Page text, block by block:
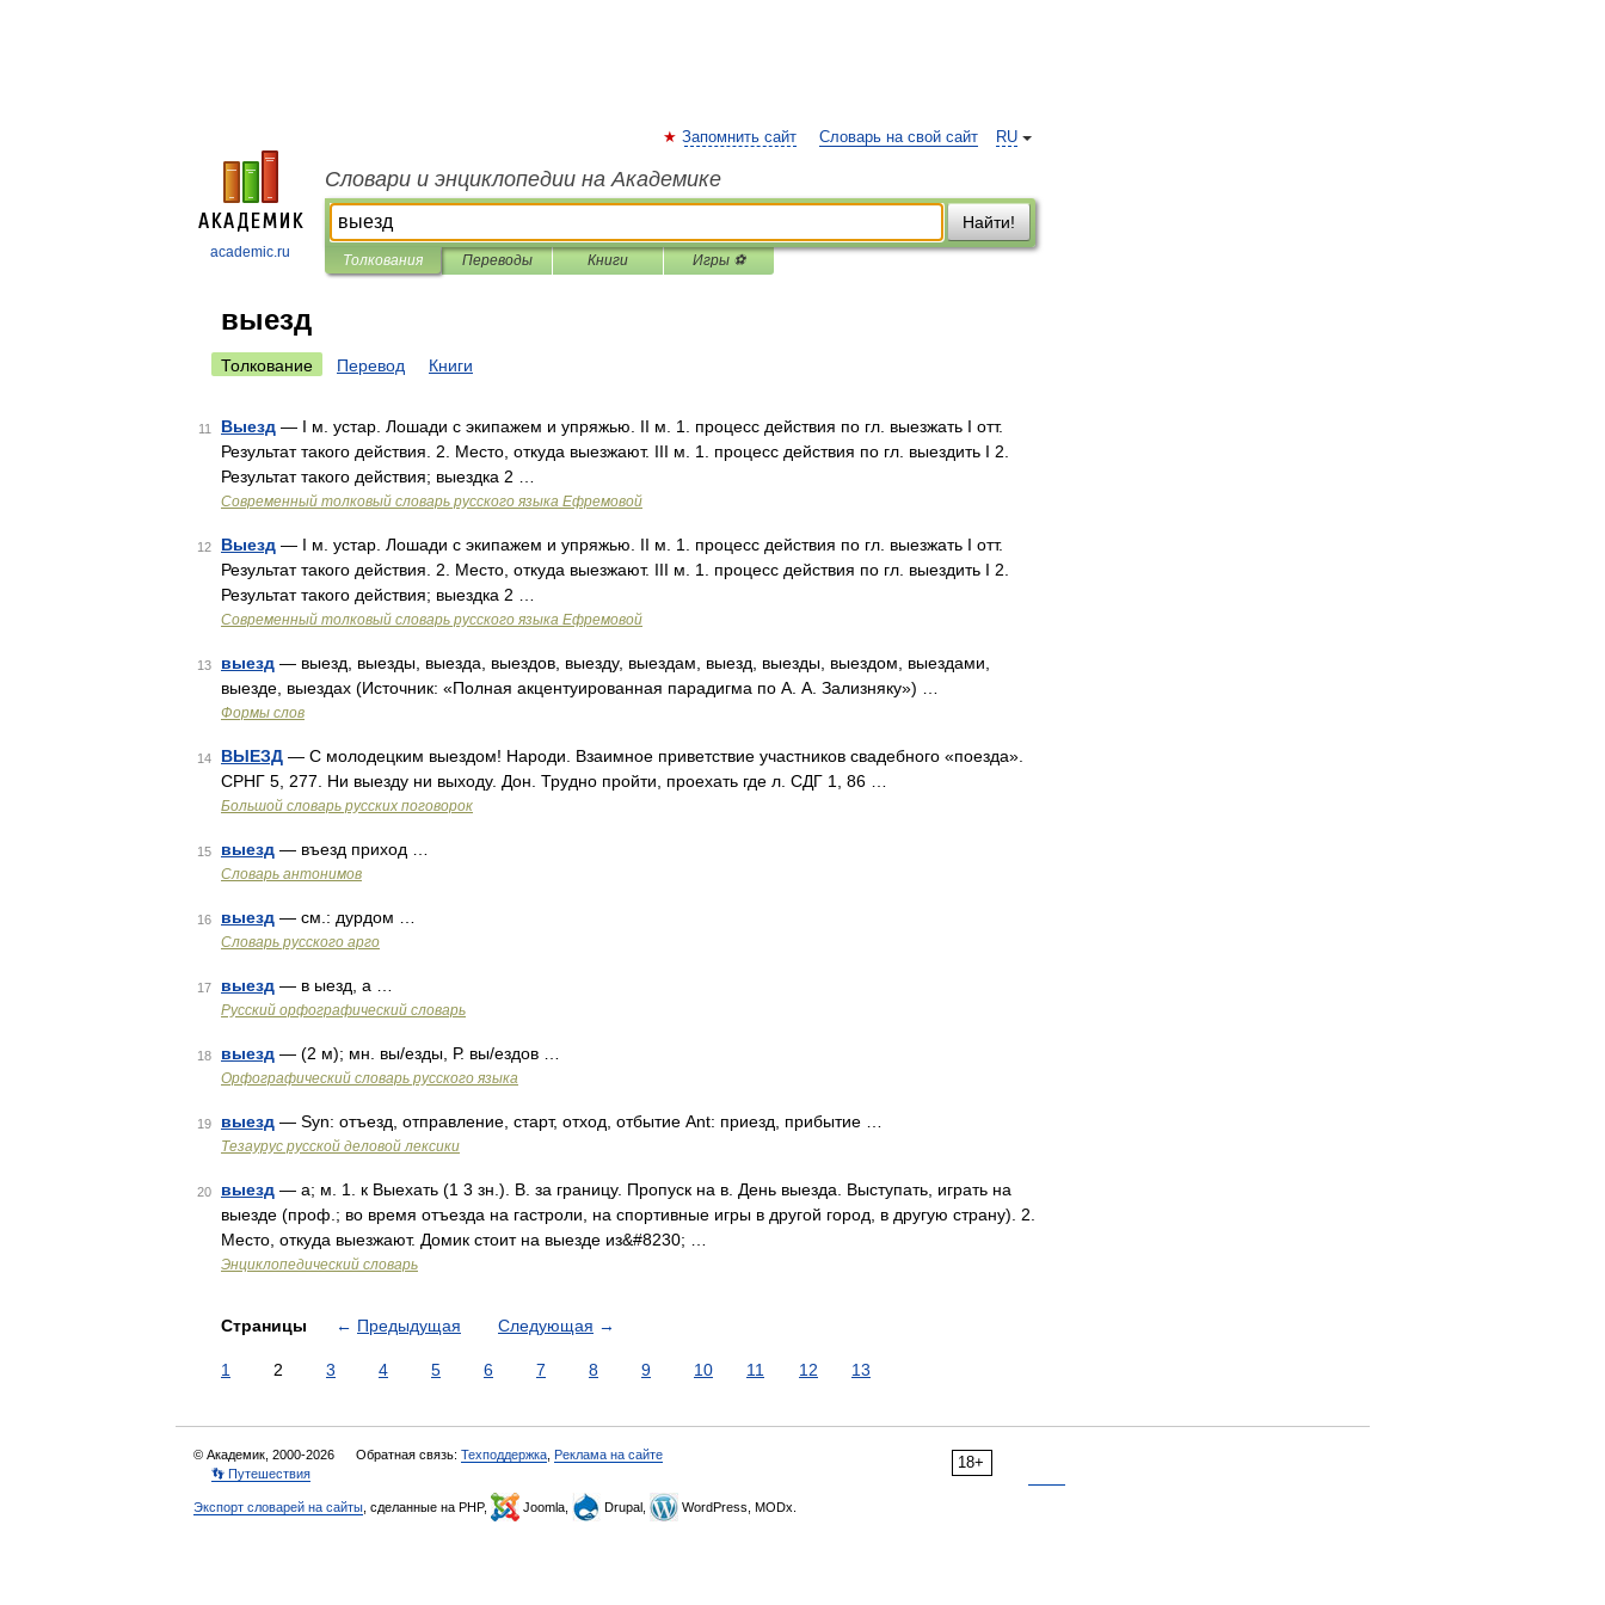
academic.ru
RU
Запомнить сайт Словарь на свой сайт
Словари и энциклопедии на Академике
Найти!
Толкования Переводы Книги Игры ⚽
выезд
Толкование Перевод Книги
11 Выезд — I м. устар. Лошади с экипажем и упряжью. II м. 1. процесс действия по гл. выезжать I отт.
Результат такого действия. 2. Место, откуда выезжают. III м. 1. процесс действия по гл. выездить I 2.
Результат такого действия; выездка 2 …
Современный толковый словарь русского языка Ефремовой
12 Выезд — I м. устар. Лошади с экипажем и упряжью. II м. 1. процесс действия по гл. выезжать I отт.
Результат такого действия. 2. Место, откуда выезжают. III м. 1. процесс действия по гл. выездить I 2.
Результат такого действия; выездка 2 …
Современный толковый словарь русского языка Ефремовой
13 выезд — выезд, выезды, выезда, выездов, выезду, выездам, выезд, выезды, выездом, выездами,
выезде, выездах (Источник: «Полная акцентуированная парадигма по А. А. Зализняку») …
Формы слов
14 ВЫЕЗД — С молодецким выездом! Народи. Взаимное приветствие участников свадебного «поезда».
СРНГ 5, 277. Ни выезду ни выходу. Дон. Трудно пройти, проехать где л. СДГ 1, 86 …
Большой словарь русских поговорок
15 выезд — въезд приход …
Словарь антонимов
16 выезд — см.: дурдом …
Словарь русского арго
17 выезд — в ыезд, а …
Русский орфографический словарь
18 выезд — (2 м); мн. вы/езды, Р. вы/ездов …
Орфографический словарь русского языка
19 выезд — Syn: отъезд, отправление, старт, отход, отбытие Ant: приезд, прибытие …
Тезаурус русской деловой лексики
20 выезд — а; м. 1. к Выехать (1 3 зн.). В. за границу. Пропуск на в. День выезда. Выступать, играть на
выезде (проф.; во время отъезда на гастроли, на спортивные игры в другой город, в другую страну). 2.
Место, откуда выезжают. Домик стоит на выезде из&#8230; …
Энциклопедический словарь
Страницы ← Предыдущая Следующая →
1 2 3 4 5 6 7 8 9 10 11 12 13
18+
© Академик, 2000-2026 Обратная связь: Техподдержка Реклама на сайте
👣 Путешествия
Экспорт словарей на сайты , сделанные на PHP, Joomla, Drupal, WordPress, MODx.